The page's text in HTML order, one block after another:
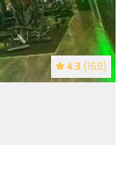
4.3 (168)